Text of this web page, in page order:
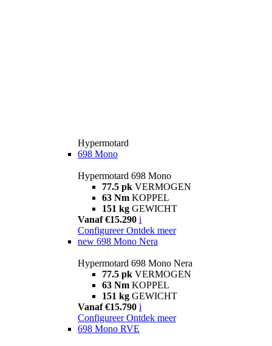
Hypermotard
698 Mono
Hypermotard 698 Mono
77.5 pk VERMOGEN
63 Nm KOPPEL
151 kg GEWICHT
Vanaf €15.290 i
Configureer Ontdek meer
new 698 Mono Nera
Hypermotard 698 Mono Nera
77.5 pk VERMOGEN
63 Nm KOPPEL
151 kg GEWICHT
Vanaf €15.790 i
Configureer Ontdek meer
698 Mono RVE